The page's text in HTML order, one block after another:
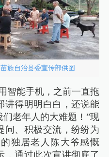
族自治县委宣传部供图
智能手机，之前一直拖
讲得明明白白，还说能
老年人的大难题！”现
问、积极交流，纷纷为
独居老人陈大爷感慨
，通过此次宣讲彻底了